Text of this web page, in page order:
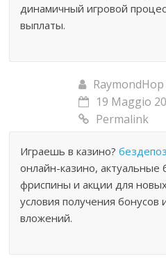
динамичный игровой
выплаты.
RaymondHop
19 Maggio
Permalink
Играешь в казино?
онлайн-казино,
фриспины и акции для
условия получения бонусов
вложений.